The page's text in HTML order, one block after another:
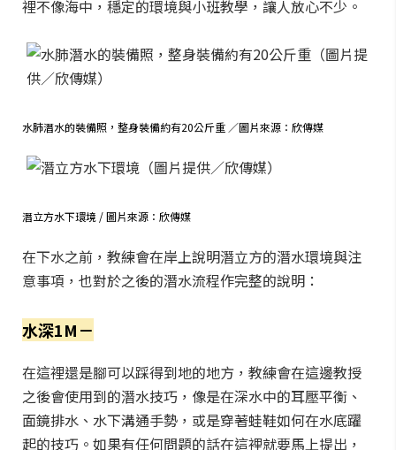
裡不像海中，穩定的環境與小班教學，讓人放心不少。
水肺潛水的裝備照，整身裝備約有20公斤重 ／圖片來源：欣傳媒
潛立方水下環境 / 圖片來源：欣傳媒
在下水之前，教練會在岸上說明潛立方的潛水環境與注
意事項，也對於之後的潛水流程作完整的說明：
水深1M－
在這裡還是腳可以踩得到地的地方，教練會在這邊教授
之後會使用到的潛水技巧，像是在深水中的耳壓平衡、
面鏡排水、水下溝通手勢，或是穿著蛙鞋如何在水底躍
起的技巧。如果有任何問題的話在這裡就要馬上提出，